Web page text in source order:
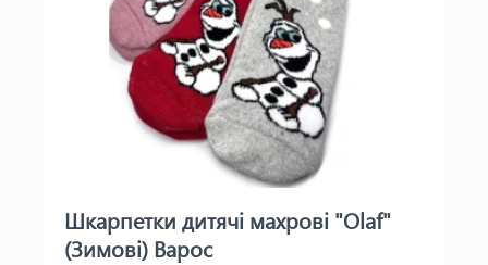
Шкарпетки дитячі махрові "Olaf"
(Зимові) Варос